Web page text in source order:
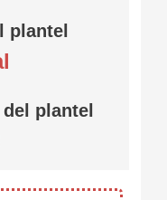
plantel
plantel